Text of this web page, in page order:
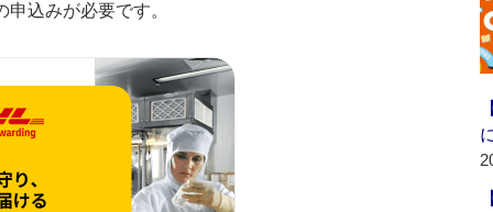
申込みが必要です。